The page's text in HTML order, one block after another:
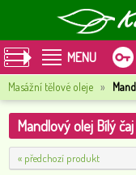
MENU
Masážní tělové oleje »
Mandlový olej Bílý
« předchozí produkt